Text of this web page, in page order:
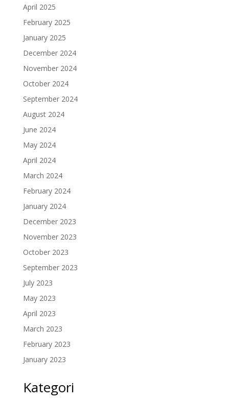
April 2025
February 2025
January 2025
December 2024
November 2024
October 2024
September 2024
August 2024
June 2024
May 2024
April 2024
March 2024
February 2024
January 2024
December 2023
November 2023
October 2023
September 2023
July 2023
May 2023
April 2023
March 2023
February 2023
January 2023
Kategori